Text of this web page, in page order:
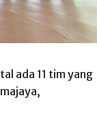
ada 11 tim yang